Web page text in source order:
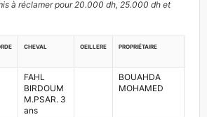
à réclamer pour 20.000 dh, 25.000 dh et
Cheval Oeillere Propriétaire
FAHL
BIRDOUM
M.PSAR. 3
ans
BOUAHDA
MOHAMED